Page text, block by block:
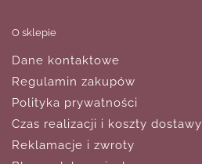
O sklepie
Dane kontaktowe
Regulamin zakupów
Polityka prywatności
Czas realizacji i koszty dostawy
Reklamacje i zwroty